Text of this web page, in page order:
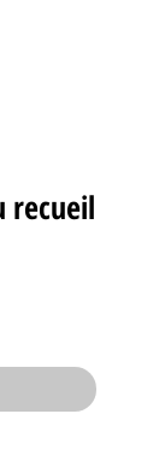
recueil